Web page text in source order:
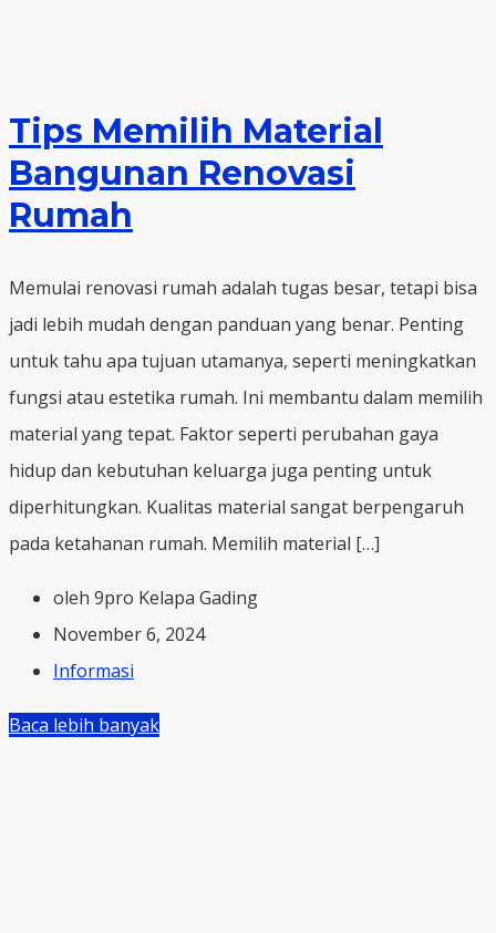
Tips Memilih Material
Bangunan Renovasi
Rumah
Memulai renovasi rumah adalah tugas besar, tetapi bisa
jadi lebih mudah dengan panduan yang benar. Penting
untuk tahu apa tujuan utamanya, seperti meningkatkan
fungsi atau estetika rumah. Ini membantu dalam memilih
material yang tepat. Faktor seperti perubahan gaya
hidup dan kebutuhan keluarga juga penting untuk
diperhitungkan. Kualitas material sangat berpengaruh
pada ketahanan rumah. Memilih material […]
oleh 9pro Kelapa Gading
November 6, 2024
Informasi
Baca lebih banyak